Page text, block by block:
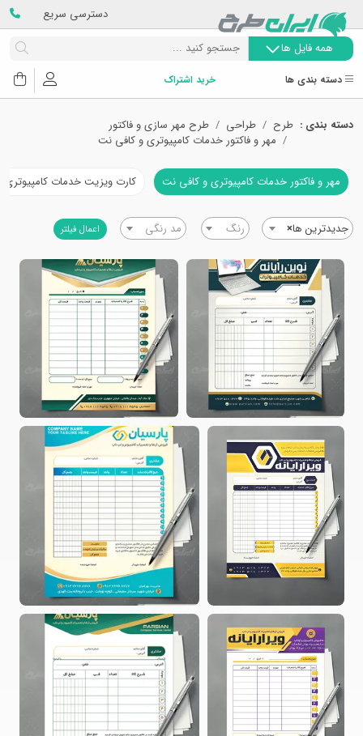
دسترسی سریع
همه فایل ها
دسته بندی ها خرید اشتراک
دسته بندی : طرح طراحی
طرح مهر سازی و فاکتور
مهر و فاکتور خدمات کامپیوتری و کافی نت
مهر و فاکتور خدمات کامپیوتری و کافی نت کارت ویزیت خدمات
×جدیدترین ها رنگ مد رنگی اعمال فیلتر